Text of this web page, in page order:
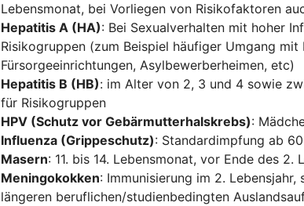
Lebensmonat, bei Vorliegen von Risikofaktoren
Hepatitis A (HA): Bei Sexualverhalten mit hoher
Risikogruppen (zum Beispiel häufiger Umgang
Fürsorgeeinrichtungen, Asylbewerberheimen, etc)
Hepatitis B (HB): im Alter von 2, 3 und 4 sowie
für Risikogruppen
HPV (Schutz vor Gebärmutterhalskrebs):
Influenza (Grippeschutz): Standardimpfung ab
Masern: 11. bis 14. Lebensmonat, vor Ende des
Meningokokken: Immunisierung im 2.
längeren beruflichen/studienbedingten